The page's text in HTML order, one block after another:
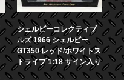
シェルビーコレクティブ
ルズ 1966 シェルビー
GT350 レッド/ホワイトス
トライプ 1:18 サイン入り